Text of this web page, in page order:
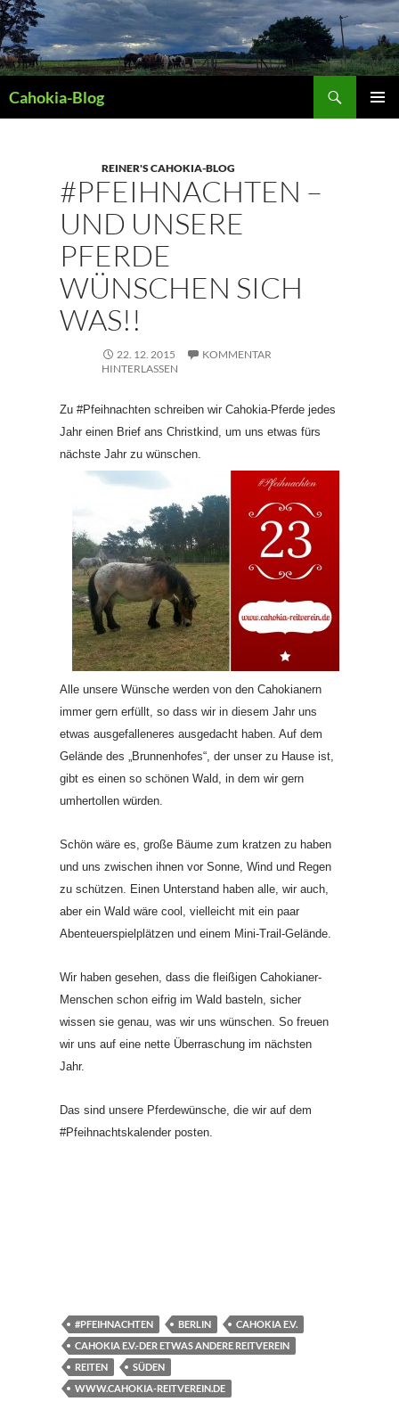
Zum
Inhalt
springen
Cahokia-Blog
REINER'S CAHOKIA-BLOG
#PFEIHNACHTEN –
UND UNSERE
PFERDE
WÜNSCHEN SICH
WAS!!
22. 12. 2015
KOMMENTAR
HINTERLASSEN
Zu #Pfeihnachten schreiben wir Cahokia-Pferde jedes
Jahr einen Brief ans Christkind, um uns etwas fürs
nächste Jahr zu wünschen.
Alle unsere Wünsche werden von den Cahokianern
immer gern erfüllt, so dass wir in diesem Jahr uns
etwas ausgefalleneres ausgedacht haben. Auf dem
Gelände des „Brunnenhofes“, der unser zu Hause ist,
gibt es einen so schönen Wald, in dem wir gern
umhertollen würden.
Schön wäre es, große Bäume zum kratzen zu haben
und uns zwischen ihnen vor Sonne, Wind und Regen
zu schützen. Einen Unterstand haben alle, wir auch,
aber ein Wald wäre cool, vielleicht mit ein paar
Abenteuerspielplätzen und einem Mini-Trail-Gelände.
Wir haben gesehen, dass die fleißigen Cahokianer-
Menschen schon eifrig im Wald basteln, sicher
wissen sie genau, was wir uns wünschen. So freuen
wir uns auf eine nette Überraschung im nächsten
Jahr.
Das sind unsere Pferdewünsche, die wir auf dem
#Pfeihnachtskalender posten.
#PFEIHNACHTEN BERLIN
CAHOKIA E.V.
CAHOKIA E.V.-DER ETWAS ANDERE REITVEREIN
REITEN
SÜDEN
WWW.CAHOKIA-REITVEREIN.DE